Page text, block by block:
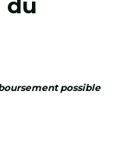
du
possible